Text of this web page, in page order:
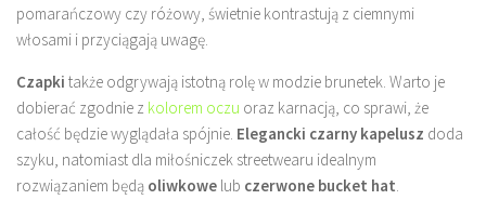
pomarańczowy czy różowy, świetnie kontrastują z ciemnymi
włosami i przyciągają uwagę.
Czapki także odgrywają istotną rolę w modzie brunetek. Warto je
dobierać zgodnie z kolorem oczu oraz karnacją, co sprawi, że
całość będzie wyglądała spójnie. Elegancki czarny kapelusz doda
szyku, natomiast dla miłośniczek streetwearu idealnym
rozwiązaniem będą oliwkowe lub czerwone bucket hat.